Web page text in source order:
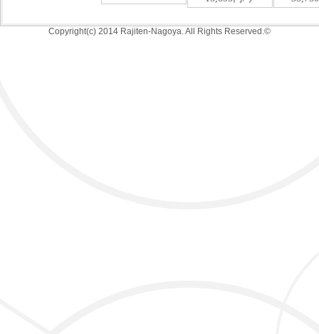
Copyright(c) 2014 Rajiten-Nagoya. All Rights Reserved.©